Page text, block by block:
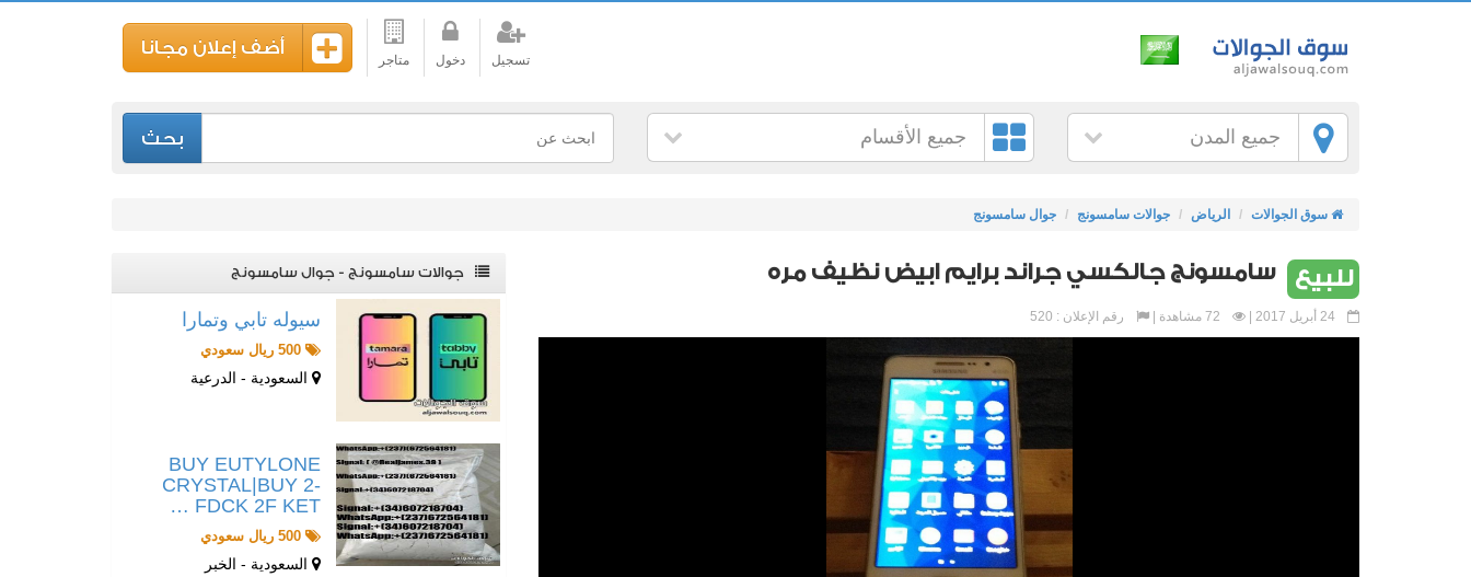
تسجيل دخول متاجر
أضف إعلان مجانا
جميع المدن جميع الأقسام بحث
سوق الجوالات الرياض جوالات سامسونج جوال سامسونج
للبيع سامسونج جالكسي جراند برايم ابيض نظيف مره
رقم الإعلان : 520
جوالات سامسونج - جوال سامسونج
سيوله تابي وتمارا
500 ريال سعودي
السعودية - الدرعية
BUY EUTYLONE
CRYSTAL|BUY 2-
FDCK 2F KET …
500 ريال سعودي
السعودية - الخبر